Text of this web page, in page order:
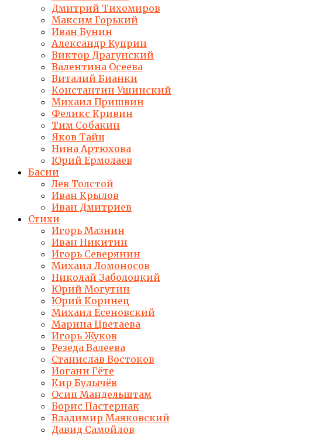
Дмитрий Тихомиров
Максим Горький
Иван Бунин
Александр Куприн
Виктор Драгунский
Валентина Осеева
Виталий Бианки
Константин Ушинский
Михаил Пришвин
Феликс Кривин
Тим Собакин
Яков Тайц
Нина Артюхова
Юрий Ермолаев
Басни
Лев Толстой
Иван Крылов
Иван Дмитриев
Стихи
Игорь Мазнин
Иван Никитин
Игорь Северянин
Михаил Ломоносов
Николай Заболоцкий
Юрий Могутин
Юрий Коринец
Михаил Есеновский
Марина Цветаева
Игорь Жуков
Резеда Валеева
Станислав Востоков
Иоганн Гёте
Кир Булычёв
Осип Мандельштам
Борис Пастернак
Владимир Маяковский
Давид Самойлов